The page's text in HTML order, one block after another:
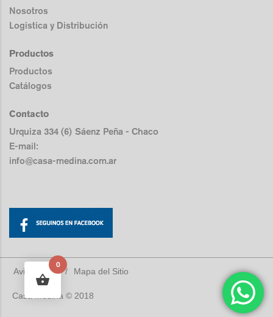
Nosotros
Logistica y Distribución
Productos
Productos
Catálogos
Contacto
Urquiza 334 (6) Sáenz Peña - Chaco
E-mail:
info@casa-medina.com.ar
Aviso Legal / Mapa del Sitio
Casa Medina © 2018
0